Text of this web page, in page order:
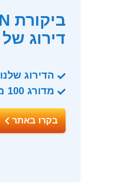
דירוג של 5.5 כוכבים?
הדירוג
מדורג 100
בקרו באתר